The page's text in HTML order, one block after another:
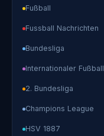
Fußball
Fussball Nachrichten
Bundesliga
Internationaler Fußball
2. Bundesliga
Champions League
HSV 1887